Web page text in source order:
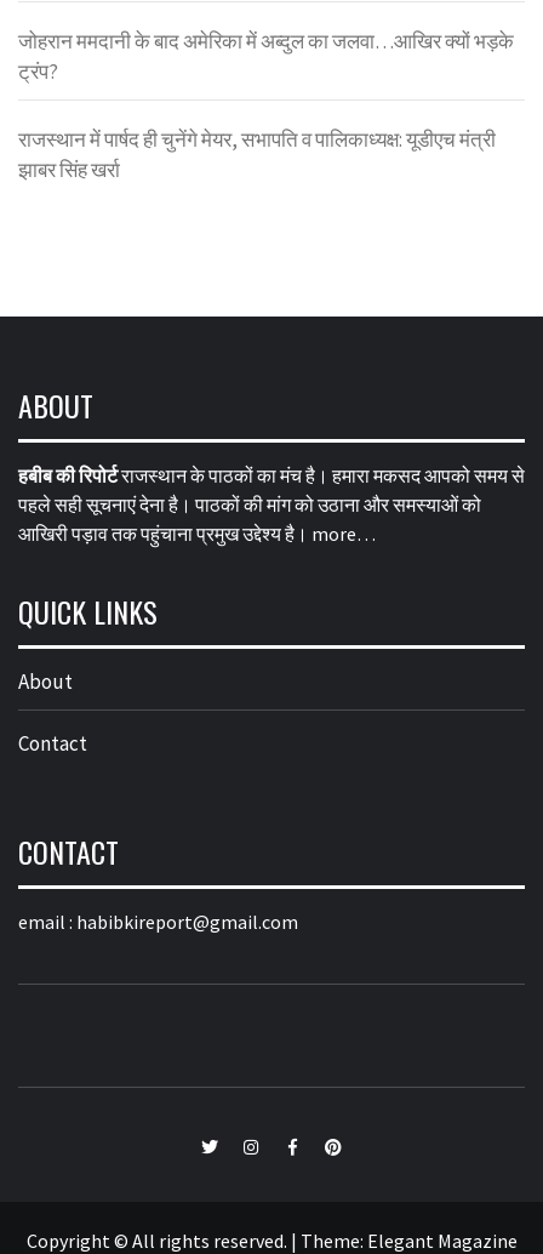
जोहरान ममदानी के बाद अमेरिका में अब्दुल का जलवा…आखिर क्यों भड़के
ट्रंप?
राजस्थान में पार्षद ही चुनेंगे मेयर, सभापति व पालिकाध्यक्ष: यूडीएच मंत्री
झाबर सिंह खर्रा
ABOUT
हबीब की रिपोर्टराजस्थान के पाठकों का मंच है। हमारा मकसद आपको समय से
पहले सही सूचनाएं देना है। पाठकों की मांग को उठाना और समस्याओं को
आखिरी पड़ाव तक पहुंचाना प्रमुख उद्देश्य है। more…
QUICK LINKS
About
Contact
CONTACT
email : habibkireport@gmail.com
twitterInstagramFacebookPinterest
Copyright © All rights reserved. | Theme: Elegant Magazine